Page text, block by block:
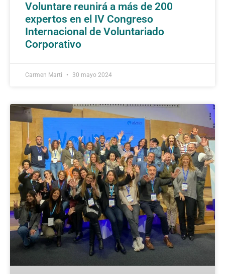
Voluntare reunirá a más de 200
expertos en el IV Congreso
Internacional de Voluntariado
Corporativo
Carmen Marti 30 mayo 2024